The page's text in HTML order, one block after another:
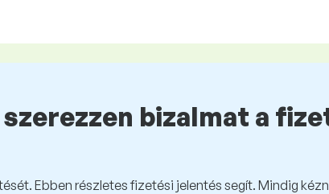
bizalmat a
Ebben részletes fizetési jelentés segít. Mindig